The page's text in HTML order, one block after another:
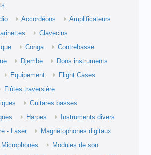
Accordéons
Amplificateurs
Clavecins
Conga
Contrebasse
Djembe
Dons instruments
Equipement
Flight Cases
Flûtes traversière
Guitares basses
Harpes
Instruments divers
- Laser
Magnétophones digitaux
Microphones
Modules de son